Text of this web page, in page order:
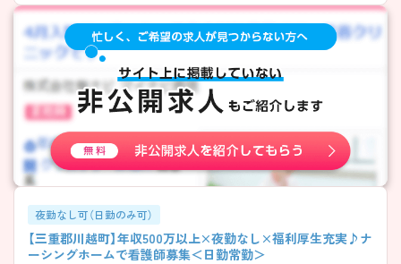
夜勤なし可（日勤のみ可）
【三重郡川越町】年収500万以上×夜勤なし×福利厚生充実♪ナ
ーシングホームで看護師募集＜日勤常勤＞